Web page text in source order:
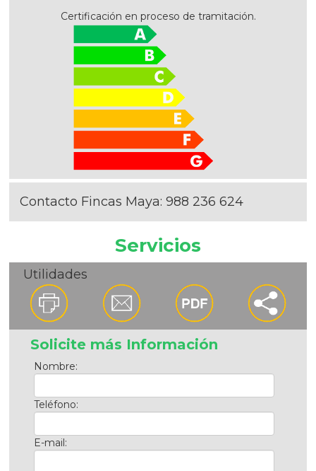
Certificación en proceso de tramitación.
Contacto Fincas Maya:988 236 624
Servicios
Utilidades
Solicite más Información
Nombre:
Teléfono:
E-mail: